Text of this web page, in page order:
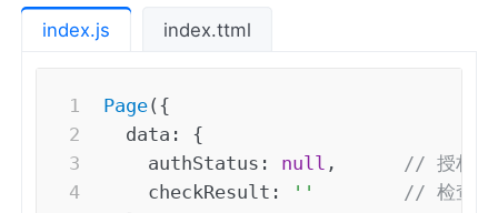
index.js index.ttml
Page( {
data :
{
authStatus : null ,
// 授权状
checkResult : ''
// 检查结